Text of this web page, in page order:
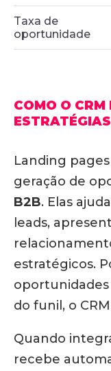
Taxa de
oportunidade
COMO O CRM
Landing
geração de
B2B. Elas
leads,
estratégicos.
do funil, o
Quando
recebe